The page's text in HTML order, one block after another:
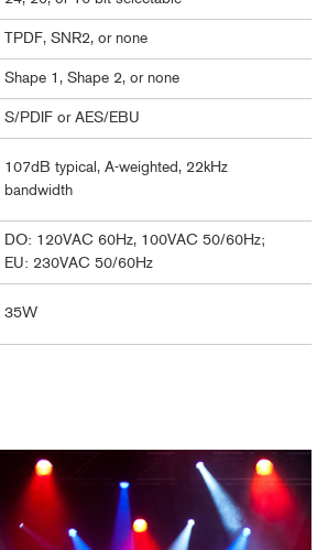
TPDF, SNR2, or none
Shape 1, Shape 2, or none
S/PDIF or AES/EBU
107dB typical, A-weighted, 22kHz
bandwidth
DO: 120VAC 60Hz, 100VAC 50/60Hz;
EU: 230VAC 50/60Hz
35W